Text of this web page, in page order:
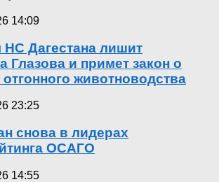
14:09
НС Дагестана лишит
Глазова и примет закон о
животноводства
23:25
снова в лидерах
ОСАГО
14:55